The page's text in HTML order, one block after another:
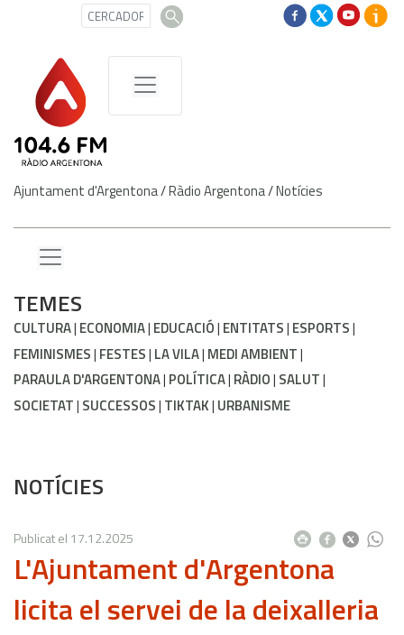
Ajuntament d'Argentona/Ràdio Argentona/Notícies
TEMES
CULTURA ECONOMIA EDUCACIÓ ENTITATS ESPORTS
FEMINISMES FESTES LA VILA MEDI AMBIENT
PARAULA D'ARGENTONA POLÍTICA RÀDIO SALUT
SOCIETAT SUCCESSOS TIKTAK URBANISME
NOTÍCIES
Publicat el 17.12.2025
L'Ajuntament d'Argentona
licita el servei de la deixalleria